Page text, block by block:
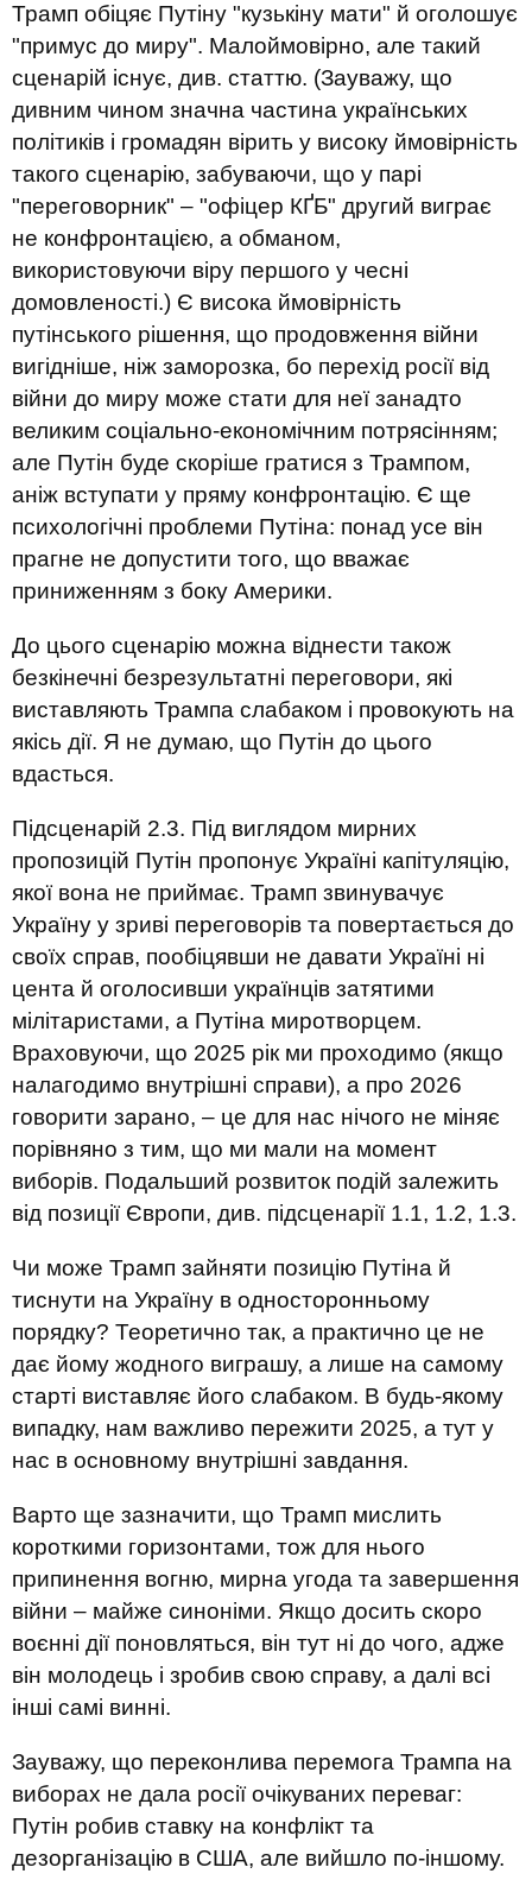
Трамп обіцяє Путіну "кузькіну мати" й оголошує
"примус до миру". Малоймовірно, але такий
сценарій існує, див. статтю. (Зауважу, що
дивним чином значна частина українських
політиків і громадян вірить у високу ймовірність
такого сценарію, забуваючи, що у парі
"переговорник" – "офіцер КҐБ" другий виграє
не конфронтацією, а обманом,
використовуючи віру першого у чесні
домовленості.) Є висока ймовірність
путінського рішення, що продовження війни
вигідніше, ніж заморозка, бо перехід росії від
війни до миру може стати для неї занадто
великим соціально-економічним потрясінням;
але Путін буде скоріше гратися з Трампом,
аніж вступати у пряму конфронтацію. Є ще
психологічні проблеми Путіна: понад усе він
прагне не допустити того, що вважає
приниженням з боку Америки.
До цього сценарію можна віднести також
безкінечні безрезультатні переговори, які
виставляють Трампа слабаком і провокують на
якісь дії. Я не думаю, що Путін до цього
вдасться.
Підсценарій 2.3. Під виглядом мирних
пропозицій Путін пропонує Україні капітуляцію,
якої вона не приймає. Трамп звинувачує
Україну у зриві переговорів та повертається до
своїх справ, пообіцявши не давати Україні ні
цента й оголосивши українців затятими
мілітаристами, а Путіна миротворцем.
Враховуючи, що 2025 рік ми проходимо (якщо
налагодимо внутрішні справи), а про 2026
говорити зарано, – це для нас нічого не міняє
порівняно з тим, що ми мали на момент
виборів. Подальший розвиток подій залежить
від позиції Європи, див. підсценарії 1.1, 1.2, 1.3.
Чи може Трамп зайняти позицію Путіна й
тиснути на Україну в односторонньому
порядку? Теоретично так, а практично це не
дає йому жодного виграшу, а лише на самому
старті виставляє його слабаком. В будь-якому
випадку, нам важливо пережити 2025, а тут у
нас в основному внутрішні завдання.
Варто ще зазначити, що Трамп мислить
короткими горизонтами, тож для нього
припинення вогню, мирна угода та завершення
війни – майже синоніми. Якщо досить скоро
воєнні дії поновляться, він тут ні до чого, адже
він молодець і зробив свою справу, а далі всі
інші самі винні.
Зауважу, що переконлива перемога Трампа на
виборах не дала росії очікуваних переваг:
Путін робив ставку на конфлікт та
дезорганізацію в США, але вийшло по-іншому.